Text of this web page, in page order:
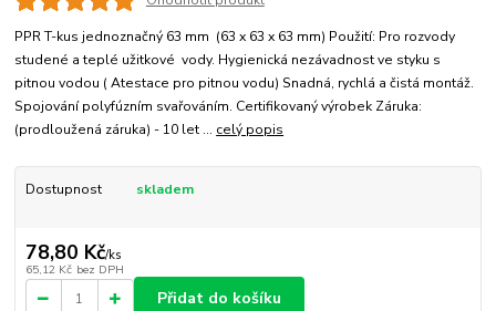
PPR T-kus jednoznačný 63 mm (63 x 63 x 63 mm) Použití: Pro rozvody
studené a teplé užitkové vody. Hygienická nezávadnost ve styku s
pitnou vodou ( Atestace pro pitnou vodu) Snadná, rychlá a čistá montáž.
Spojování polyfúzním svařováním. Certifikovaný výrobek Záruka:
(prodloužená záruka) - 10 let ... celý popis
Dostupnost skladem
78,80 Kč/ks
65,12 Kč bez DPH
Přidat do košíku